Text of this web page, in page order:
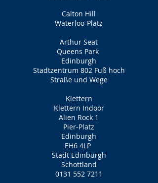
Calton Hill
Waterloo-Platz
Arthur Seat
Queens Park
Edinburgh
Stadtzentrum 802 Fuß hoch
Straße und Wege
Klettern
Klettern Indoor
Alien Rock 1
Pier-Platz
Edinburgh
EH6 4LP
Stadt Edinburgh
Schottland
0131 552 7211